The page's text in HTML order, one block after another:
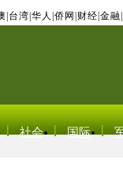
台湾 华人 侨网 财经 金融
社会 国际